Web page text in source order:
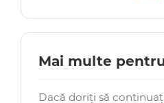
Mai multe
Dacă doriți să